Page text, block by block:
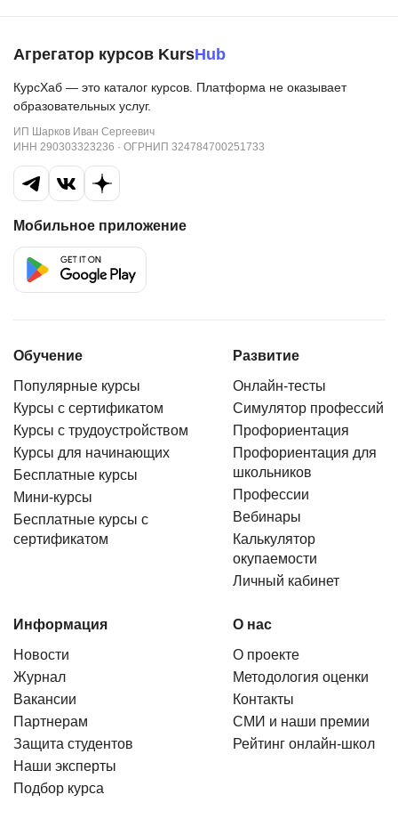
Агрегатор курсов KursHub
КурсХаб — это каталог курсов. Платформа не оказывает
образовательных услуг.
ИП Шарков Иван Сергеевич
ИНН 290303323236 · ОГРНИП 324784700251733
Мобильное приложение
Обучение
Популярные курсы
Курсы с сертификатом
Курсы с трудоустройством
Курсы для начинающих
Бесплатные курсы
Мини-курсы
Бесплатные курсы с
сертификатом
Развитие
Онлайн-тесты
Симулятор профессий
Профориентация
Профориентация для
школьников
Профессии
Вебинары
Калькулятор
окупаемости
Личный кабинет
Информация
Новости
Журнал
Вакансии
Партнерам
Защита студентов
Наши эксперты
Подбор курса
О нас
О проекте
Методология оценки
Контакты
СМИ и наши премии
Рейтинг онлайн-школ